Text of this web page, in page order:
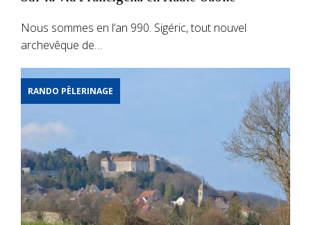
Nous sommes en l’an 990. Sigéric, tout nouvel
archevêque de…
RANDO PÈLERINAGE